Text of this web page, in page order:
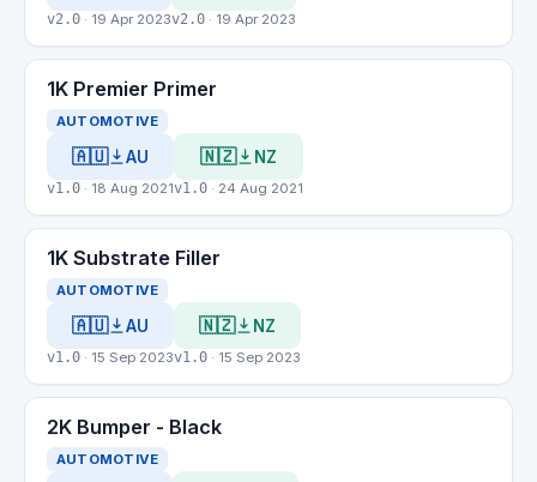
v2.0 · 19 Apr 2023v2.0 · 19 Apr 2023
1K Premier Primer
AUTOMOTIVE
🇦🇺 AU
v1.0 · 18 Aug 2021
🇳🇿 NZ
v1.0 · 24 Aug 2021
1K Substrate Filler
AUTOMOTIVE
🇦🇺 AU
v1.0 · 15 Sep 2023
🇳🇿 NZ
v1.0 · 15 Sep 2023
2K Bumper - Black
AUTOMOTIVE